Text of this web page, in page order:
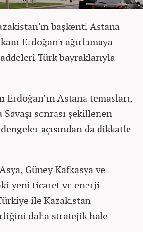
başkenti Astana
Erdoğan'ı ağırlamaya
Türk bayraklarıyla
Erdoğan’ın Astana temasları,
sonrası şekillenen
açısından da dikkatle
Güney Kafkasya ve
yeni ticaret ve enerji
ile Kazakistan
daha stratejik hale